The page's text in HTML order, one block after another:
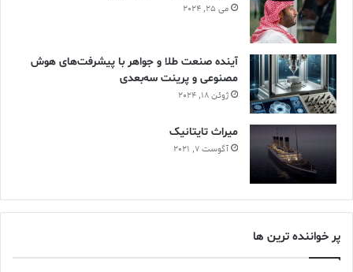
می 25, 2024
آینده صنعت طلا و جواهر با پیشرفت‌های هوش
مصنوعی و پرینت سه‌بعدی
ژوئن 18, 2024
ميراث تايتانيک
آگوست 7, 2021
پر خواننده ترین ها